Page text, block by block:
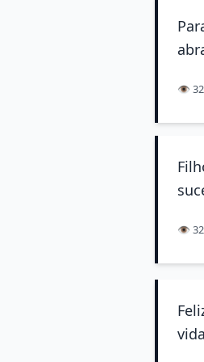
👁️
👁️